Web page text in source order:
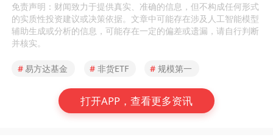
免责声明：财闻致力于提供真实、准确的信息，但不构成任何形式
的实质性投资建议或决策依据。文章中可能存在涉及人工智能模型
辅助生成或分析的信息，可能存在一定的偏差或遗漏，请自行判断
并核实。
#易方达基金 # 非货ETF # 规模第一
打开APP，查看更多资讯